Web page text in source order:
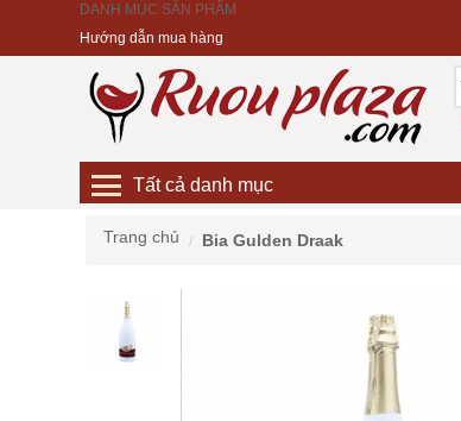
DANH MỤC SẢN PHẨM
Hướng dẫn mua hàng
Tất cả danh mục
Trang chủ Bia Gulden Draak